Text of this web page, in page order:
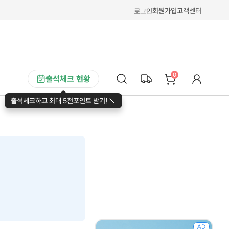
로그인회원가입고객센터
출석체크 현황
출석체크하고 최대 5천포인트 받기!
0
AD